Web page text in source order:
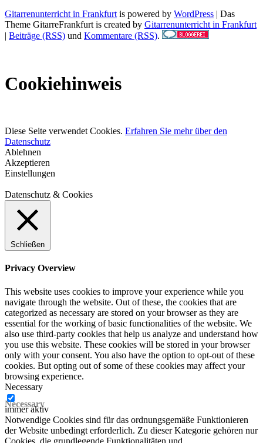
Gitarrenunterricht in Frankfurt is powered by WordPress | Das
Theme GitarreFrankfurt is created by Gitarrenunterricht in Frankfurt
| Beiträge (RSS) und Kommentare (RSS).
Cookiehinweis
Diese Seite verwendet Cookies. Erfahren Sie mehr über den
Datenschutz
Ablehnen
Akzeptieren
Einstellungen
Datenschutz & Cookies
Schließen
Privacy Overview
This website uses cookies to improve your experience while you
navigate through the website. Out of these, the cookies that are
categorized as necessary are stored on your browser as they are
essential for the working of basic functionalities of the website. We
also use third-party cookies that help us analyze and understand how
you use this website. These cookies will be stored in your browser
only with your consent. You also have the option to opt-out of these
cookies. But opting out of some of these cookies may affect your
browsing experience.
Necessary
Necessary
immer aktiv
Notwendige Cookies sind für das ordnungsgemäße Funktionieren
der Website unbedingt erforderlich. Zu dieser Kategorie gehören nur
Cookies, die grundlegende Funktionalitäten und